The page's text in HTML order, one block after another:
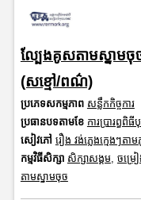
ល្បែងគូសតាមស្នាមចុ
(សខ្មៅ/ពណ៌)
ប្រភេទសកម្មភាព សន្លឹកកិច្ចការ
ប្រធានបទតាមខែ ការប្រារព្ធពិ
សៀវភៅ រឿង វង់ភ្លេងក្មេងៗតា
កម្មវិធីសិក្សា សិក្សាសង្គម, ចម្រៀ
តាមស្នាមចុច